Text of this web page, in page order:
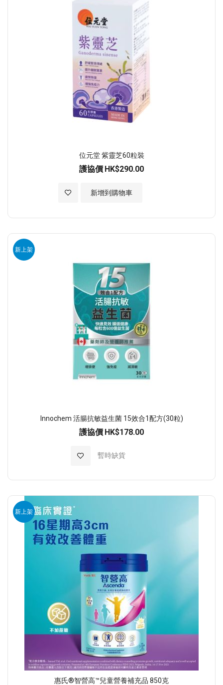
位元堂 紫靈芝60粒裝
護協價 HK$290.00
新增到購物車
加入至願望清單
新上架
Innochem 活腸抗敏益生菌 15效合1配方(30粒)
護協價 HK$178.00
暫時缺貨
加入至願望清單
新上架
惠氏®智營高™兒童營養補充品 850克